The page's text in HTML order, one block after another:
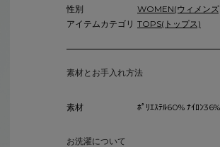
性別
WOMEN(ウィメンズ
アイテムカテゴリ TOPS(トップス)
素材とお手入れ方法
素材 ﾎﾟﾘｴｽﾃﾙ60% ﾅｲﾛﾝ
お洗濯について